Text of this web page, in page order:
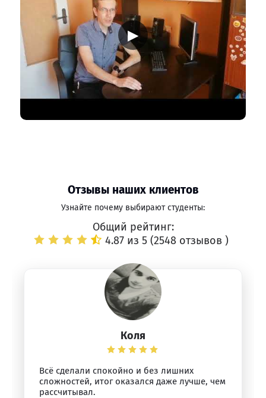
▶
Отзывы наших клиентов
Узнайте почему выбирают студенты:
Общий рейтинг:
4.87 из 5 (2548 отзывов )
Коля
Всё сделали спокойно и без лишних
сложностей, итог оказался даже лучше, чем
рассчитывал.